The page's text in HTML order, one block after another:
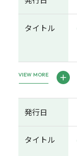
タイトル
VIEW MORE
発行日
タイトル